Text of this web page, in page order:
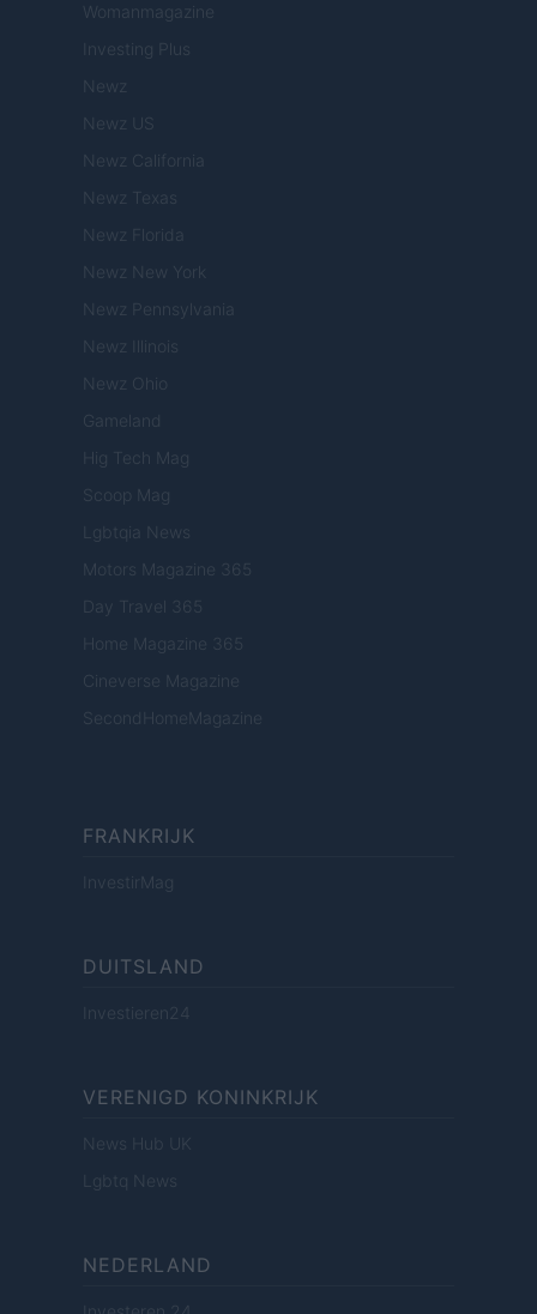
Womanmagazine
Investing Plus
Newz
Newz US
Newz California
Newz Texas
Newz Florida
Newz New York
Newz Pennsylvania
Newz Illinois
Newz Ohio
Gameland
Hig Tech Mag
Scoop Mag
Lgbtqia News
Motors Magazine 365
Day Travel 365
Home Magazine 365
Cineverse Magazine
SecondHomeMagazine
FRANKRIJK
InvestirMag
DUITSLAND
Investieren24
VERENIGD KONINKRIJK
News Hub UK
Lgbtq News
NEDERLAND